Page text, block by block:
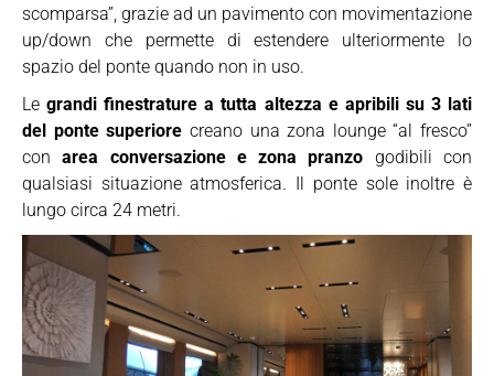
scomparsa”, grazie ad un pavimento con movimentazione
up/down che permette di estendere ulteriormente lo
spazio del ponte quando non in uso.
Legrandi finestrature a tutta altezza e apribili su 3 lati
del ponte superiore creano una zona lounge “al fresco”
conarea conversazione e zona pranzo godibili con
qualsiasi situazione atmosferica. Il ponte sole inoltre è
lungo circa 24 metri.